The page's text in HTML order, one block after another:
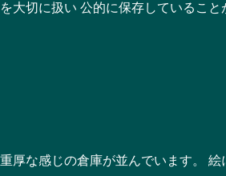
大切に扱い 公的に保存していること
な感じの倉庫が並んでいます。 絵